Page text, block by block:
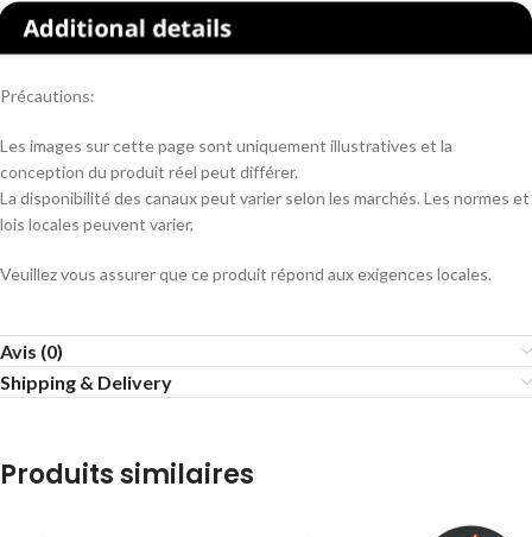
Précautions:
Les images sur cette page sont uniquement illustratives et la
conception du produit réel peut différer.
La disponibilité des canaux peut varier selon les marchés. Les normes et
lois locales peuvent varier,
Veuillez vous assurer que ce produit répond aux exigences locales.
Avis (0)
Shipping & Delivery
Produits similaires